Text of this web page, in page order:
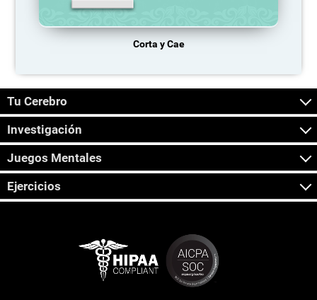
Corta y Cae
Tu Cerebro
Investigación
Juegos Mentales
Ejercicios